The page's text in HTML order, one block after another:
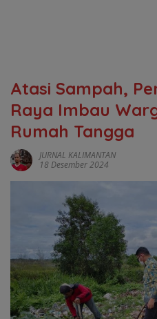
Atasi Sampah,
Raya Imbau
Rumah Tangga
JURNAL KALIMANTAN
18 Desember 2024